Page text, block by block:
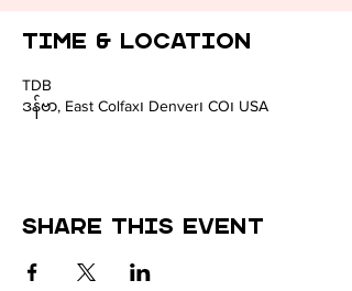
Time & Location
TDB
ဒန်ဗာ, East Colfax၊ Denver၊ CO၊ USA
Share this event